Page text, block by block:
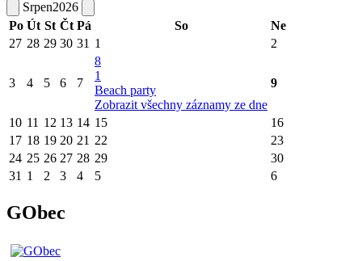
Srpen2026
Po Út St Čt Pá So
Ne
27 28 29 30 31 1 2
3 4 5 6 7
8
1
Beach party
Zobrazit všechny záznamy ze dne
9
10 11 12 13 14 15
16
17 18 19 20 21 22
23
24 25 26 27 28 29
30
31 1 2 3 4 5 6
GObec